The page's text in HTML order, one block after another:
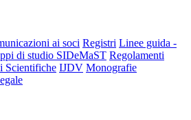
ai soci Registri Linee guida -
di studio SIDeMaST Regolamenti
Scientifiche IJDV Monografie